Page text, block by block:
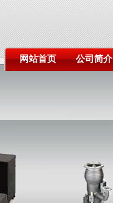
网站首页 公司简介